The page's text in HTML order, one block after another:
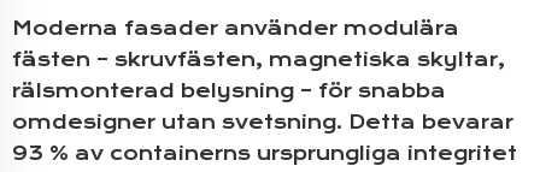
Moderna fasader använder modulära
fästen – skruvfästen, magnetiska skyltar,
rälsmonterad belysning – för snabba
omdesigner utan svetsning. Detta bevarar
93 % av containerns ursprungliga integritet